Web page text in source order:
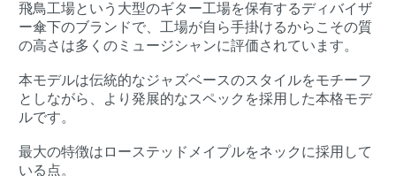
飛鳥工場という大型のギター工場を保有するディバイザ
ー傘下のブランドで、工場が自ら手掛けるからこその質
の高さは多くのミュージシャンに評価されています。
本モデルは伝統的なジャズベースのスタイルをモチーフ
としながら、より発展的なスペックを採用した本格モデ
ルです。
最大の特徴はローステッドメイプルをネックに採用して
いる点。